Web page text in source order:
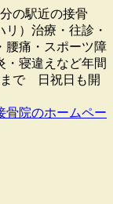
の駅近の接骨
）治療・往診・
腰痛・スポーツ障
・寝違えなど年間
まで 日祝日も開